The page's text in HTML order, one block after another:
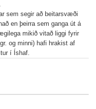
sem segir að beitarsvæði
en þeirra sem ganga út á
mikið vitað liggi fyrir
og minni) hafi hrakist af
í Íshaf.